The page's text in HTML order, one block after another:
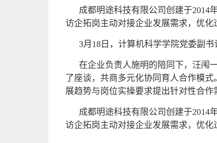
成都明途科技有限公司创建于2014
访企拓岗主动对接企业发展需求，优
3月18日，计算机科学学院党委副
在企业负责人施明的陪同下，汪闱
了座谈，共商多元化协同育人合作模
展趋势与岗位实操要求提出针对性合
成都明途科技有限公司创建于2014
访企拓岗主动对接企业发展需求，优